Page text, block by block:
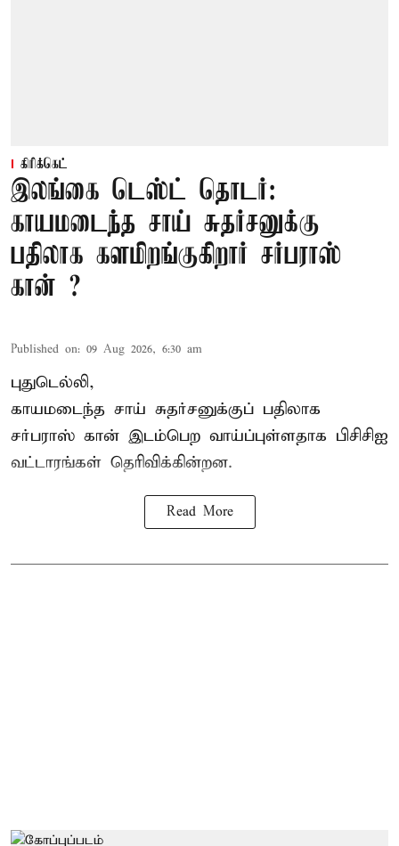
கிரிக்கெட்
இலங்கை டெஸ்ட் தொடர்:
காயமடைந்த சாய் சுதர்சனுக்கு
பதிலாக களமிறங்குகிறார் சர்பராஸ்
கான் ?
Published on: 09 Aug 2026, 6:30 am
புதுடெல்லி,
காயமடைந்த சாய் சுதர்சனுக்குப் பதிலாக
சர்பராஸ் கான் இடம்பெற வாய்ப்புள்ளதாக பிசிசிஐ
வட்டாரங்கள் தெரிவிக்கின்றன.
Read More